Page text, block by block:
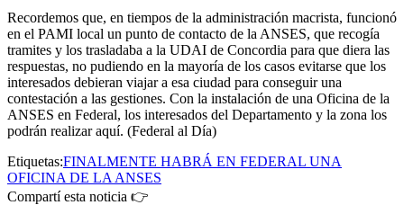
Recordemos que, en tiempos de la administración macrista, funcionó
en el PAMI local un punto de contacto de la ANSES, que recogía
tramites y los trasladaba a la UDAI de Concordia para que diera las
respuestas, no pudiendo en la mayoría de los casos evitarse que los
interesados debieran viajar a esa ciudad para conseguir una
contestación a las gestiones. Con la instalación de una Oficina de la
ANSES en Federal, los interesados del Departamento y la zona los
podrán realizar aquí. (Federal al Día)
Etiquetas:FINALMENTE HABRÁ EN FEDERAL UNA
OFICINA DE LA ANSES
Compartí esta noticia 👉